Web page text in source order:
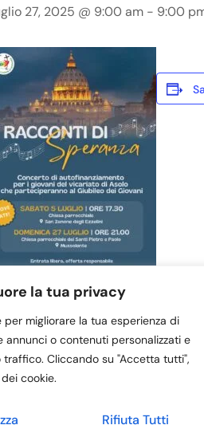
la tua privacy
per migliorare la tua esperienza di
annunci o contenuti personalizzati e
traffico. Cliccando su "Accetta tutti",
cookie.
Rifiuta Tutti
27, 2025 @ 9:00 am - 9:00
Sagra
Sant’Anna
Messa nel
con giovani